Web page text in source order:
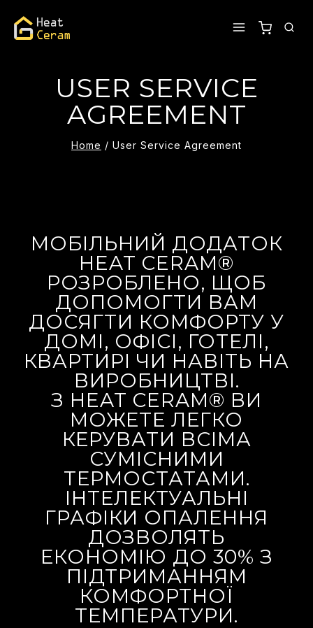
USER SERVICE
AGREEMENT
Home / User Service Agreement
МОБІЛЬНИЙ ДОДАТОК
HEAT CERAM®
РОЗРОБЛЕНО, ЩОБ
ДОПОМОГТИ ВАМ
ДОСЯГТИ КОМФОРТУ У
ДОМІ, ОФІСІ, ГОТЕЛІ,
КВАРТИРІ ЧИ НАВІТЬ НА
ВИРОБНИЦТВІ.
З HEAT CERAM® ВИ
МОЖЕТЕ ЛЕГКО
КЕРУВАТИ ВСІМА
СУМІСНИМИ
ТЕРМОСТАТАМИ.
ІНТЕЛЕКТУАЛЬНІ
ГРАФІКИ ОПАЛЕННЯ
ДОЗВОЛЯТЬ
ЕКОНОМІЮ ДО 30% З
ПІДТРИМАННЯМ
КОМФОРТНОЇ
ТЕМПЕРАТУРИ.